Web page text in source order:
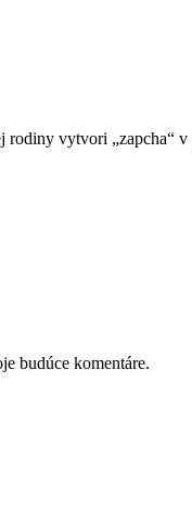
rodiny vytvori „zapcha“
budúce komentáre.